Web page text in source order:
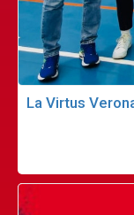
La Virtus